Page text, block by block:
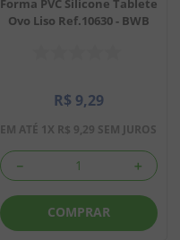
Ovo Liso Ref.10630 - BWB
R$ 9,29
EM ATÉ 1X R$ 9,29 SEM JUROS
＋
－
COMPRAR
chiclete